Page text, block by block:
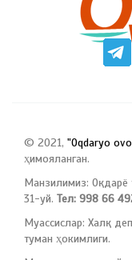
© 2021, "Oqdaryo
ҳимояланган.
Манзилимиз: Оқдарё
31-уй. Тел: 998 66
Муассислар: Халқ
туман ҳокимлиги.